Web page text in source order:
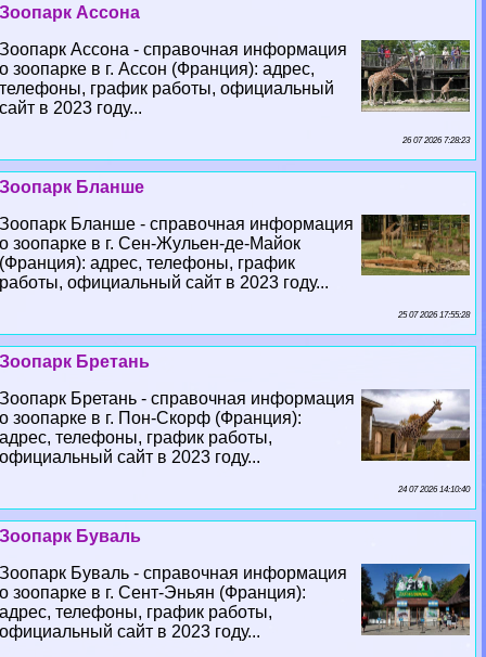
Зоопарк Ассона
Зоопарк Ассона - справочная информация
о зоопарке в г. Ассон (Франция): адрес,
телефоны, график работы, официальный
сайт в 2023 году...
26 07 2026 7:28:23
Зоопарк Бланше
Зоопарк Бланше - справочная информация
о зоопарке в г. Сен-Жульен-де-Майок
(Франция): адрес, телефоны, график
работы, официальный сайт в 2023 году...
25 07 2026 17:55:28
Зоопарк Бретань
Зоопарк Бретань - справочная информация
о зоопарке в г. Пон-Скорф (Франция):
адрес, телефоны, график работы,
официальный сайт в 2023 году...
24 07 2026 14:10:40
Зоопарк Буваль
Зоопарк Буваль - справочная информация
о зоопарке в г. Сент-Эньян (Франция):
адрес, телефоны, график работы,
официальный сайт в 2023 году...